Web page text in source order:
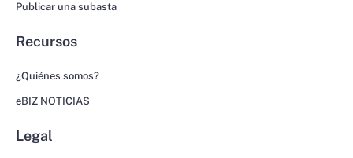
Publicar una subasta
Recursos
¿Quiénes somos?
eBIZ NOTICIAS
Legal